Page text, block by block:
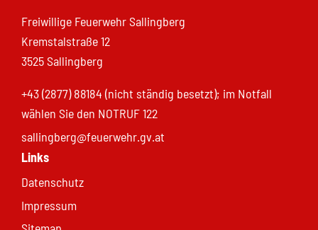
Freiwillige Feuerwehr Sallingberg
Kremstalstraße 12
3525 Sallingberg
+43 (2877) 88184 (nicht ständig besetzt); im Notfall
wählen Sie den NOTRUF 122
sallingberg@feuerwehr.gv.at
Links
Datenschutz
Impressum